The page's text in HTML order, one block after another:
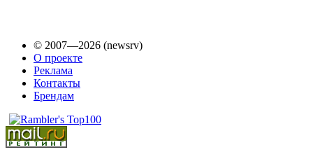
© 2007—2026 (newsrv)
О проекте
Реклама
Контакты
Брендам